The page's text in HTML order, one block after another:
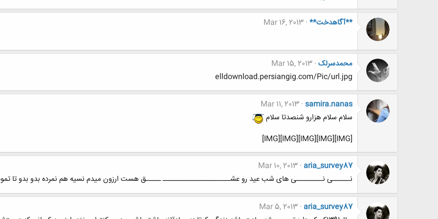
**آگاهدخت** Mar 16, 2013
محمدسرلک Mar 15, 2013
elldownload.persiangig.com/Pic/url.jpg
samira.nanas
Mar 11, 2013
سلام سلام هزارو شنصدتا سلام
[IMG][IMG][IMG][IMG][IMG]
aria_survey87
Mar 10, 2013
نــــــی نـــــــــی های شب عید رو عشـــــــــــــــــــــــ ـــــق هست ارزون میدم نسیه هم نمرده بدو بدو تا
aria_survey87
Mar 5, 2013